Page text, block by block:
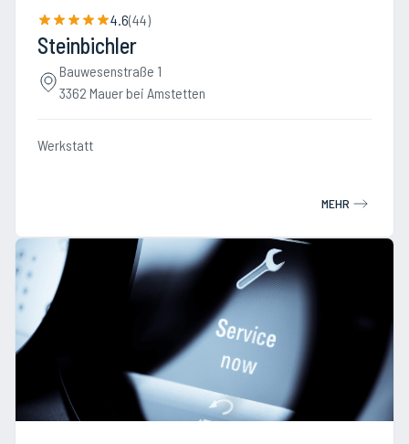
4.6(44)
Steinbichler
Bauwesenstraße 1
3362 Mauer bei Amstetten
Werkstatt
MEHR